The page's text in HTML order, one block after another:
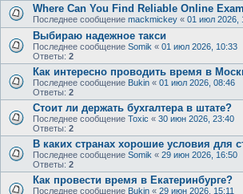
Where Can You Find Reliable Online
Последнее сообщение mackmickey « 01 июл 2026,
Выбираю надежное такси
Последнее сообщение Somik « 01 июл 2026, 10:33
Ответы: 2
Как интересно проводить время в
Последнее сообщение Bukin « 01 июл 2026, 08:46
Ответы: 2
Стоит ли держать бухгалтера в штате?
Последнее сообщение Toxic « 30 июн 2026, 23:40
Ответы: 2
В каких странах хорошие условия для
Последнее сообщение Somik « 29 июн 2026, 16:50
Ответы: 2
Как провести время в Екатеринбурге?
Последнее сообщение Bukin « 29 июн 2026, 15:11